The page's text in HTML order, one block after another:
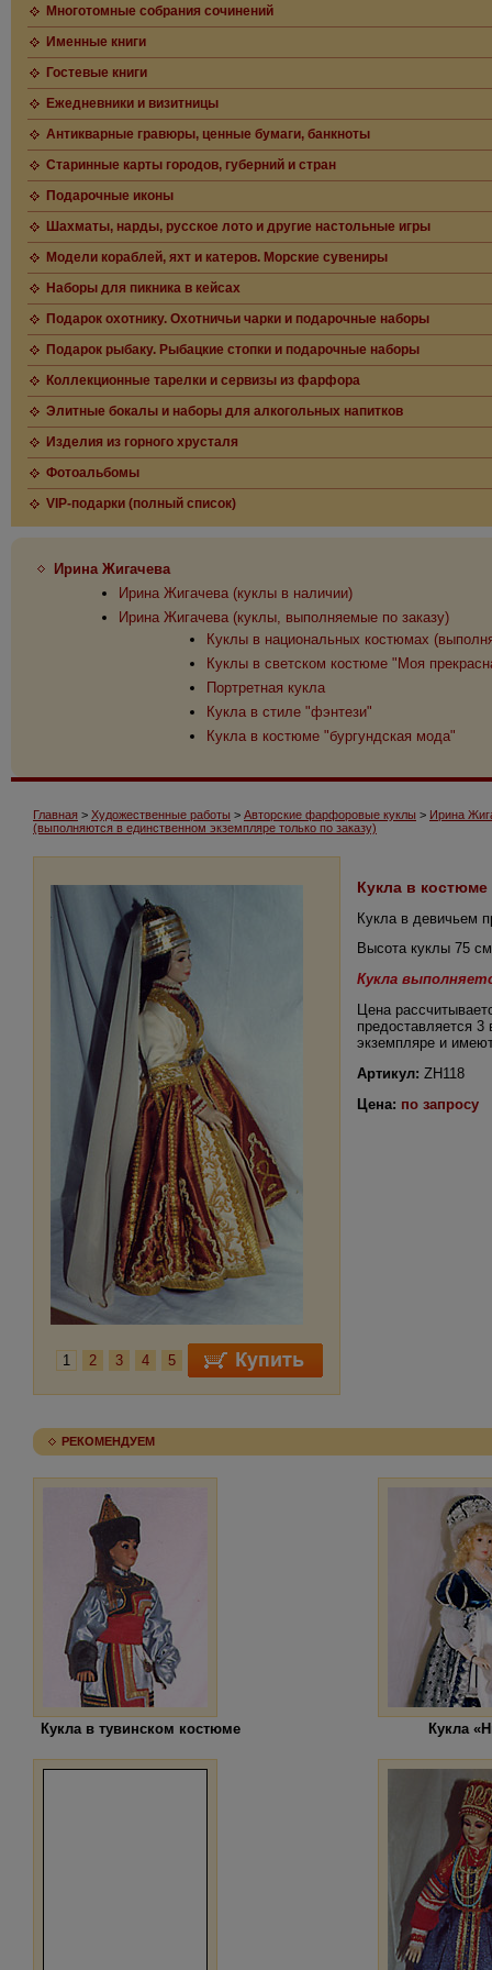
Многотомные собрания сочинений
Именные книги
Гостевые книги
Ежедневники и визитницы
Антикварные гравюры, ценные бумаги, банкноты
Старинные карты городов, губерний и стран
Подарочные иконы
Шахматы, нарды, русское лото и другие настольные игры
Модели кораблей, яхт и катеров. Морские сувениры
Наборы для пикника в кейсах
Подарок охотнику. Охотничьи чарки и подарочные наборы
Подарок рыбаку. Рыбацкие стопки и подарочные наборы
Коллекционные тарелки и сервизы из фарфора
Элитные бокалы и наборы для алкогольных напитков
Изделия из горного хрусталя
Фотоальбомы
VIP-подарки (полный список)
Ирина Жигачева
Ирина Жигачева (куклы в наличии)
Ирина Жигачева (куклы, выполняемые по заказу)
Куклы в национальных костюмах
Куклы в светском костюме "Моя
Портретная кукла
Кукла в стиле "фэнтези"
Кукла в костюме "бургундская мода"
Главная > Художественные работы > Авторские фарфоровые куклы > Ирина
(выполняются в единственном экземпляре только по заказу)
1 2 3 4 5
Кукла в
Кукла в девичьем
Высота куклы 75 см
Кукла
Цена
предоставляется
экземпляре и
Артикул: ZH118
Цена: по запросу
РЕКОМЕНДУЕМ
Кукла в тувинском костюме Кукла